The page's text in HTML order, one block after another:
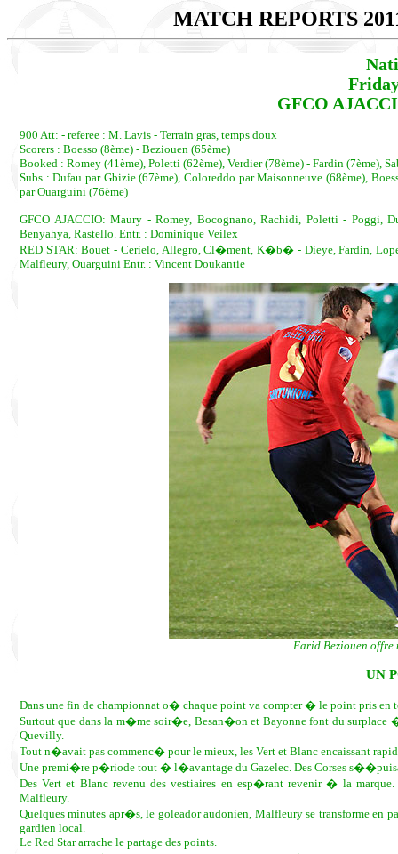
MATCH REPORTS
GFCO
900 Att: - referee : M. Lavis - Terrain gras, temps doux
Scorers : Boesso (8ème) - Beziouen (65ème)
Booked : Romey (41ème), Poletti (62ème), Verdier (78ème) - Fardin (7ème),
Subs : Dufau par Gbizie (67ème), Coloreddo par Maisonneuve (68ème),
par Ouarguini (76ème)
GFCO AJACCIO: Maury - Romey, Bocognano, Rachidi, Poletti - Poggi,
Benyahya, Rastello. Entr. : Dominique Veilex
RED STAR: Bouet - Cerielo, Allegro, Cl�ment, K�b� - Dieye, Fardin,
Malfleury, Ouarguini Entr. : Vincent Doukantie
Farid Beziouen offre
UN
Dans une fin de championnat o� chaque point va compter � le point pris en
Surtout que dans la m�me soir�e, Besan�on et Bayonne font du
Quevilly.
Tout n�avait pas commenc� pour le mieux, les Vert et Blanc encaissant
Une premi�re p�riode tout � l�avantage du Gazelec. Des Corses
Des Vert et Blanc revenu des vestiaires en esp�rant revenir � la
Malfleury.
Quelques minutes apr�s, le goleador audonien, Malfleury se transforme
gardien local.
Le Red Star arrache le partage des points.